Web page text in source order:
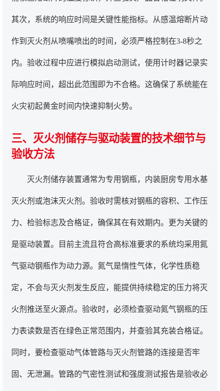
其次，系统的响应时间是关键性能指标。从感温熔断片动
作到灭火剂从喷嘴喷出的时间，必须严格控制在3-8秒之
内。验收过程中应进行模拟启动测试，使用计时器记录实
际响应时间，超出此范围即为不合格。这确保了系统能在
火灾初起黄金时间内快速抑制火势。
三、灭火剂储存与驱动装置的技术细节与
验收方法
灭火剂储存装置通常为专用钢瓶，内装厨房专用水基
灭火剂或泡沫灭火剂。验收时需核对钢瓶的容积、工作压
力、检验标志及合格证，确保其在有效期内。更为关键的
是驱动装置。目前主流且符合高标准要求的系统均采用氮
气驱动钢瓶作为动力源。氮气是惰性气体，化学性质稳
定，不会与灭火剂发生反应，能提供持续稳定的压力将灭
火剂推送至火源点。验收时，必须检查驱动氮气钢瓶的压
力表读数是否在绿色正常范围内，并查验其充装合格证。
同时，要检查驱动气体管路与灭火剂管路的连接是否牢
固、无泄漏。管路的气密性测试和强度测试报告是验收必